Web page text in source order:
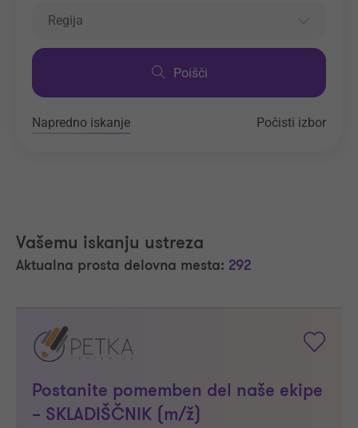
Regija
Poišči
Napredno iskanje Počisti izbor
Vašemu iskanju ustreza
Aktualna prosta delovna mesta: 292
Postanite pomemben del naše ekipe
– SKLADIŠČNIK (m/ž)